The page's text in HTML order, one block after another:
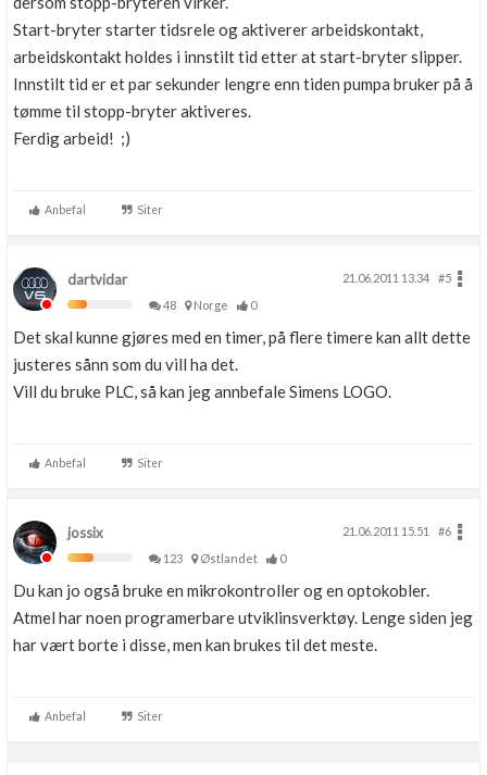
Start-bryter starter tidsrele og aktiverer arbeidskontakt,
arbeidskontakt holdes i innstilt tid etter at start-bryter slipper.
Innstilt tid er et par sekunder lengre enn tiden pumpa bruker på å
tømme til stopp-bryter aktiveres.
Ferdig arbeid! ;)
Anbefal Siter
dartvidar 21.06.2011 13.34
#5
48
Norge 0
Det skal kunne gjøres med en timer, på flere timere kan allt dette
justeres sånn som du vill ha det.
Vill du bruke PLC, så kan jeg annbefale Simens LOGO.
Anbefal Siter
jossix 21.06.2011 15.51
#6
123
Østlandet 0
Du kan jo også bruke en mikrokontroller og en optokobler.
Atmel har noen programerbare utviklinsverktøy. Lenge siden jeg
har vært borte i disse, men kan brukes til det meste.
Anbefal Siter